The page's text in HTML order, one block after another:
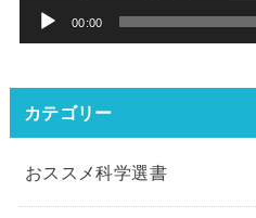
00:00
カテゴリー
おススメ科学選書